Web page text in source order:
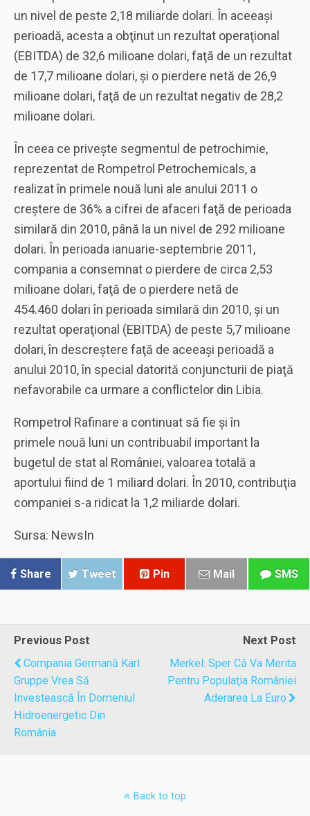
un nivel de peste 2,18 miliarde dolari. În aceeaşi
perioadă, acesta a obţinut un rezultat operaţional
(EBITDA) de 32,6 milioane dolari, faţă de un rezultat
de 17,7 milioane dolari, şi o pierdere netă de 26,9
milioane dolari, faţă de un rezultat negativ de 28,2
milioane dolari.
În ceea ce priveşte segmentul de petrochimie,
reprezentat de Rompetrol Petrochemicals, a
realizat în primele nouă luni ale anului 2011 o
creştere de 36% a cifrei de afaceri faţă de perioada
similară din 2010, până la un nivel de 292 milioane
dolari. În perioada ianuarie-septembrie 2011,
compania a consemnat o pierdere de circa 2,53
milioane dolari, faţă de o pierdere netă de
454.460 dolari în perioada similară din 2010, şi un
rezultat operaţional (EBITDA) de peste 5,7 milioane
dolari, în descreştere faţă de aceeaşi perioadă a
anului 2010, în special datorită conjuncturii de piaţă
nefavorabile ca urmare a conflictelor din Libia.
Rompetrol Rafinare a continuat să fie şi în
primele nouă luni un contribuabil important la
bugetul de stat al României, valoarea totală a
aportului fiind de 1 miliard dolari. În 2010, contribuţia
companiei s-a ridicat la 1,2 miliarde dolari.
Sursa: NewsIn
Share Tweet Pin Mail SMS
Previous Post
Compania Germană Karl
Gruppe Vrea Să
Investească În Domeniul
Hidroenergetic Din
România
Next Post
Merkel: Sper Că Va Merita
Pentru Populaţia României
Aderarea La Euro
Back to top